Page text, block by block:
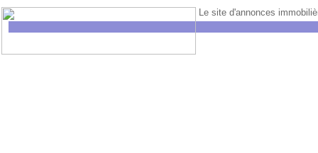
Le site d'annonces